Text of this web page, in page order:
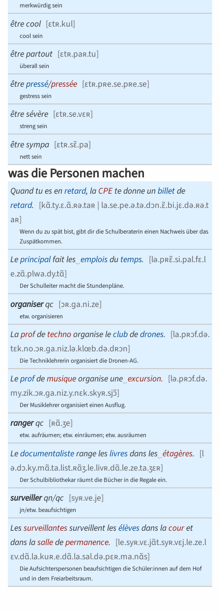
merkwürdig sein
être cool [ɛtʀ.kul]
cool sein
être partout [ɛtʀ.paʀ.tu]
überall sein
êtrepressé/pressée [ɛtʀ.pʀe.se.pʀe.se]
gestress sein
être sévère [ɛtʀ.se.vɛʀ]
streng sein
être sympa [ɛtʀ.sɛ̃.pa]
nett sein
was die Personen machen
Quand tu es enretard, la CPEte donne unbilletde
retard. [kɑ̃.ty.ɛ.ɑ̃.ʀə.taʀ | la.se.pe.ə.tə.dɔn.ɛ̃.bi.jɛ.də.ʀə.t
aʀ]
Wenn du zu spät bist, gibt dir die Schulberaterin einen Nachweis über das
Zuspätkommen.
Leprincipalfait les ‿emploisdu temps. [lə.pʀɛ̃.si.pal.fɛ.l
e.zɑ̃.plwa.dy.tɑ̃]
Der Schulleiter macht die Stundenpläne.
organiserqc [ɔʀ.ɡa.ni.ze]
etw. organisieren
Laprofde technoorganise leclubdedrones. [la.pʀɔf.də.
tɛk.no.ɔʀ.ɡa.niz.lə.klœb.də.dʀɔn]
Die Techniklehrerin organisiert die Dronen-AG.
Leprofdemusiqueorganise une ‿excursion. [lə.pʀɔf.də.
my.zik.ɔʀ.ɡa.niz.y.nɛk.skyʀ.sjɔ̃]
Der Musiklehrer organisiert einen Ausflug.
rangerqc [ʀɑ̃.ʒe]
etw. aufräumen; etw. einräumen; etw. ausräumen
Ledocumentalisterange leslivresdans les ‿étagères. [l
ə.dɔ.ky.mɑ̃.ta.list.ʀɑ̃ʒ.le.livʀ.dɑ̃.le.ze.ta.ʒɛʀ]
Der Schulbibliothekar räumt die Bücher in die Regale ein.
surveillerqn/qc [syʀ.ve.je]
jn/etw. beaufsichtigen
Lessurveillantessurveillent lesélèvesdans lacouret
dans lasalledepermanence. [le.syʀ.vɛ.jɑ̃t.syʀ.vɛj.le.ze.l
ɛv.dɑ̃.la.kuʀ.e.dɑ̃.la.sal.də.pɛʀ.ma.nɑ̃s]
Die Aufsichterspersonen beaufsichtigen die Schüler:innen auf dem Hof
und in dem Freiarbeitsraum.